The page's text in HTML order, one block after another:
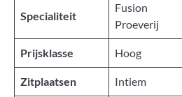
Specialiteit
Fusion
Proeverij
Prijsklasse Hoog
Zitplaatsen Intiem